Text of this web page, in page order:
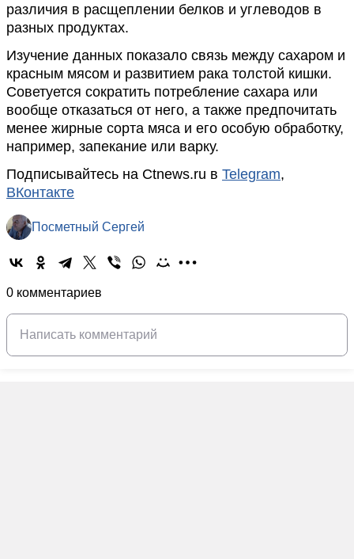
различия в расщеплении белков и углеводов в
разных продуктах.
Изучение данных показало связь между сахаром и
красным мясом и развитием рака толстой кишки.
Советуется сократить потребление сахара или
вообще отказаться от него, а также предпочитать
менее жирные сорта мяса и его особую обработку,
например, запекание или варку.
Подписывайтесь на Ctnews.ru в Telegram,
ВКонтакте
Посметный Сергей
0 комментариев